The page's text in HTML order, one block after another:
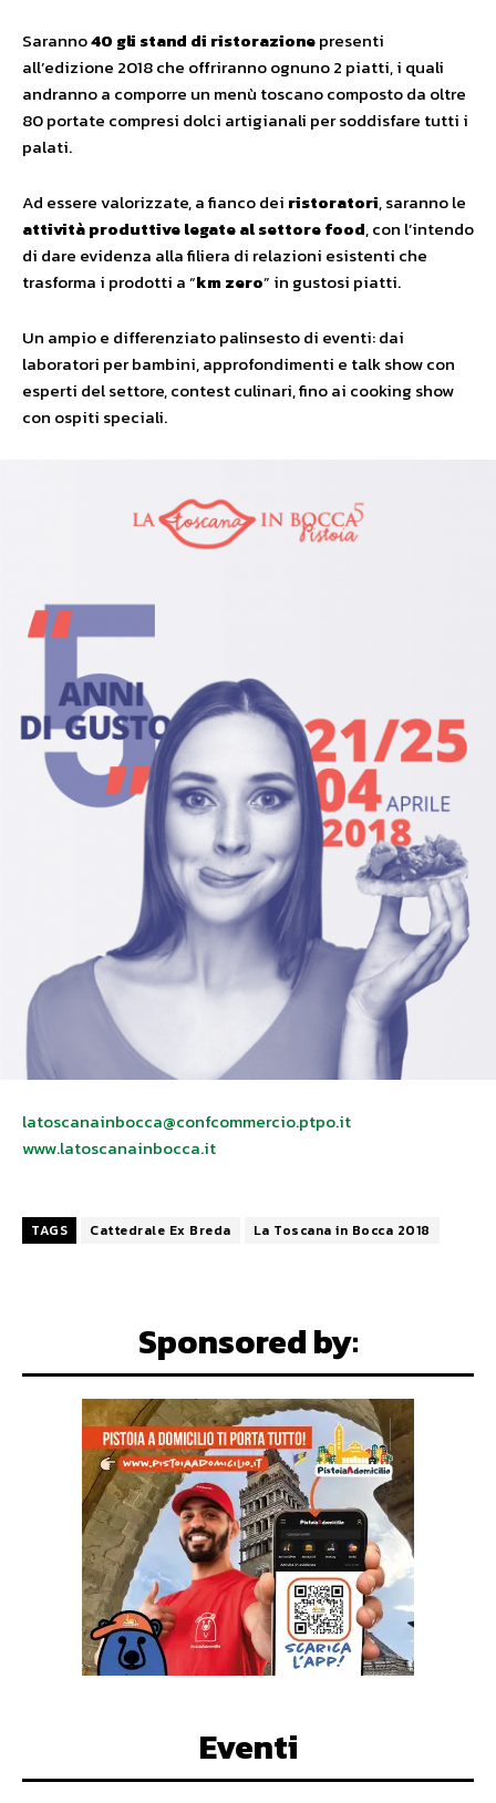
Saranno40 gli stand di ristorazionepresenti
all’edizione 2018 che offriranno ognuno 2 piatti, i quali
andranno a comporre un menù toscano composto da oltre
80 portate compresi dolci artigianali per soddisfare tutti i
palati.
Ad essere valorizzate, a fianco dei ristoratori, saranno le
attività produttive legate alsettore food, con l’intendo
di dare evidenza alla filiera di relazioni esistenti che
trasforma i prodotti a “km zero” in gustosi piatti.
Un ampio e differenziato palinsesto di eventi: dai
laboratori per bambini, approfondimenti e talk show con
esperti del settore, contest culinari, fino ai cooking show
con ospiti speciali.
latoscanainbocca@confcommercio.ptpo.it
www.latoscanainbocca.it
TAGS Cattedrale Ex Breda La Toscana in Bocca 2018
Sponsored by:
Eventi